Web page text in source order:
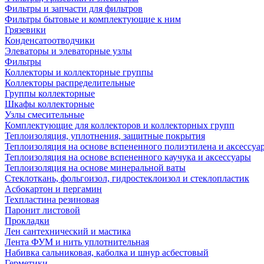
Фильтры и запчасти для фильтров
Фильтры бытовые и комплектующие к ним
Грязевики
Конденсатоотводчики
Элеваторы и элеваторные узлы
Фильтры
Коллекторы и коллекторные группы
Коллекторы распределительные
Группы коллекторные
Шкафы коллекторные
Узлы смесительные
Комплектующие для коллекторов и коллекторных групп
Теплоизоляция, уплотнения, защитные покрытия
Теплоизоляция на основе вспененного полиэтилена и
Теплоизоляция на основе вспененного каучука и аксессуары
Теплоизоляция на основе минеральной ваты
Стеклоткань, фольгоизол, гидростеклоизол и стеклопластик
Асбокартон и пергамин
Техпластина резиновая
Паронит листовой
Прокладки
Лен сантехнический и мастика
Лента ФУМ и нить уплотнительная
Набивка сальниковая, каболка и шнур асбестовый